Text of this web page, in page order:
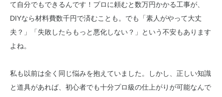
て自分でもできるんです！プロに頼むと数万円かかる工事が、
DIYなら材料費数千円で済むことも。でも「素人がやって大丈
夫？」「失敗したらもっと悪化しない？」という不安もあります
よね。
私も以前は全く同じ悩みを抱えていました。しかし、正しい知識
と道具があれば、初心者でも十分プロ級の仕上がりが可能なんで